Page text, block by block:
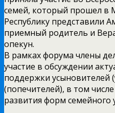
семей, который прошел в
Республику представили
приемный родитель и
опекун.
В рамках форума члены
участие в обсуждении
поддержки усыновителей
(попечителей), в том
развития форм семейного